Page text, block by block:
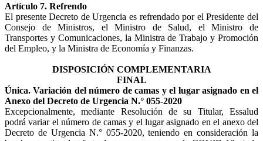
Artículo 7. Refrendo
El presente Decreto de Urgencia es refrendado por el Presidente del
Consejo de Ministros, el Ministro de Salud, el Ministro de
Transportes y Comunicaciones, la Ministra de Trabajo y Promoción
del Empleo, y la Ministra de Economía y Finanzas.
DISPOSICIÓN COMPLEMENTARIA
FINAL
Única. Variación del número de camas y el lugar asignado en el
Anexo del Decreto de Urgencia N.° 055-2020
Excepcionalmente, mediante Resolución de su Titular, Essalud
podrá variar el número de camas y el lugar asignado en el anexo del
Decreto de Urgencia N.° 055-2020, teniendo en consideración la